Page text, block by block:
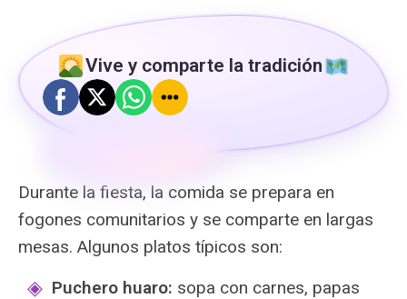
Vive y comparte la tradición
Durante la fiesta, la comida se prepara en
fogones comunitarios y se comparte en largas
mesas. Algunos platos típicos son:
Puchero huaro: sopa con carnes, papas